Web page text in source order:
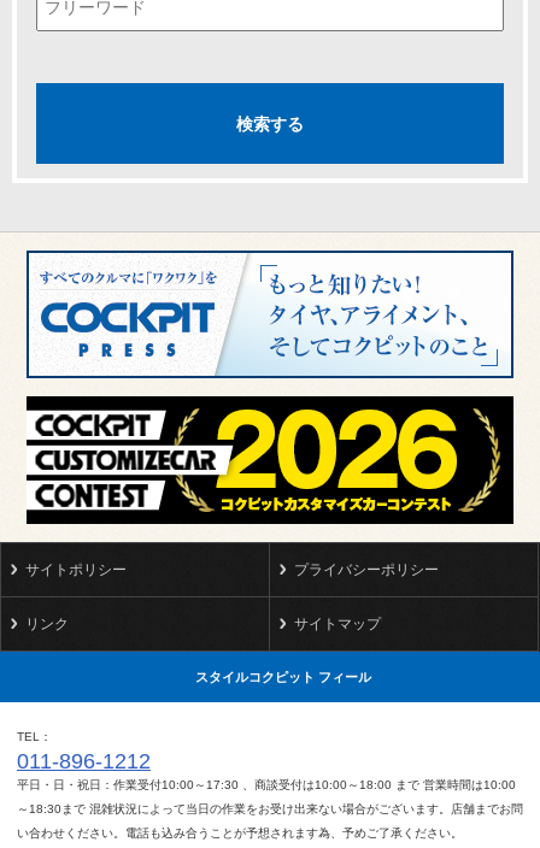
サイトポリシー プライバシーポリシー
リンク サイトマップ
スタイルコクピット フィール
TEL
011-896-1212
平日・日・祝日：作業受付10:00～17:30 、商談受付は10:00～18:00 まで 営業時間は10:00
～18:30まで 混雑状況によって当日の作業をお受け出来ない場合がございます。店舗までお問
い合わせください。電話も込み合うことが予想されます為、予めご了承ください。